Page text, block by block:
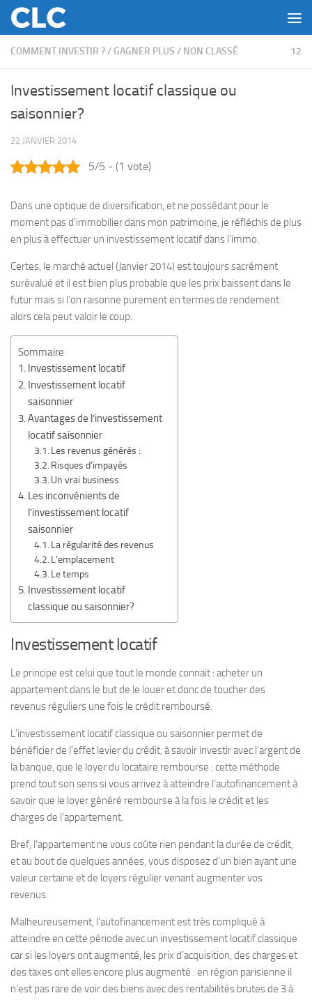
Skip to content
COMMENT INVESTIR ?/ GAGNER PLUS / NON CLASSÉ 12
Investissement locatif classique ou
saisonnier?
22 JANVIER 2014
5/5 - (1 vote)
Dans une optique de diversification, et ne possédant pour le
moment pas d’immobilier dans mon patrimoine, je réfléchis de plus
en plus à effectuer un investissement locatif dans l’immo.
Certes, le marché actuel (Janvier 2014) est toujours sacrément
surévalué et il est bien plus probable que les prix baissent dans le
futur mais si l’on raisonne purement en termes de rendement
alors cela peut valoir le coup.
Sommaire
Investissement locatif
Investissement locatif
saisonnier
Avantages de l’investissement
locatif saisonnier
Les revenus générés :
Risques d’impayés
Un vrai business
Les inconvénients de
l’investissement locatif
saisonnier
La régularité des revenus
L’emplacement
Le temps
Investissement locatif
classique ou saisonnier?
Investissement locatif
Le principe est celui que tout le monde connait : acheter un
appartement dans le but de le louer et donc de toucher des
revenus réguliers une fois le crédit remboursé.
L’investissement locatif classique ou saisonnier permet de
bénéficier de l’effet levier du crédit, à savoir investir avec l’argent de
la banque, que le loyer du locataire rembourse : cette méthode
prend tout son sens si vous arrivez à atteindre l’autofinancement à
savoir que le loyer généré rembourse à la fois le crédit et les
charges de l’appartement.
Bref, l’appartement ne vous coûte rien pendant la durée de crédit,
et au bout de quelques années, vous disposez d’un bien ayant une
valeur certaine et de loyers régulier venant augmenter vos
revenus.
Malheureusement, l’autofinancement est très compliqué à
atteindre en cette période avec un investissement locatif classique
car si les loyers ont augmenté, les prix d’acquisition, des charges et
des taxes ont elles encore plus augmenté : en région parisienne il
n’est pas rare de voir des biens avec des rentabilités brutes de 3 à